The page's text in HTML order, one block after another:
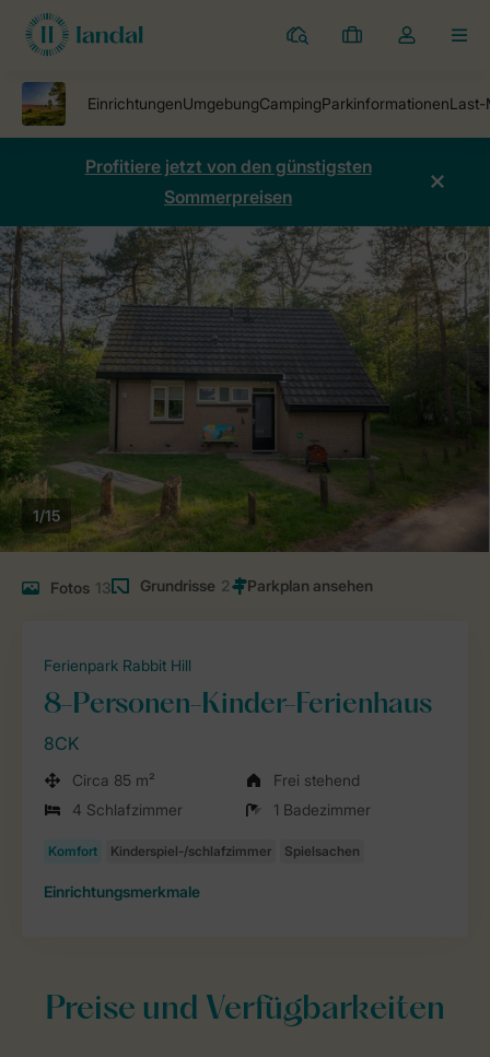
Ferienparks
Meine
Dropdown-
öffnen
Profitiere jetzt von den günstigsten
Sommerpreisen
1/15
Fotos 13 Grundrisse 2
Ferienpark Rabbit Hill
8-Personen-Kinder-Ferienhaus
8CK
Circa 85 m²
Frei stehend
4 Schlafzimmer
1 Badezimmer
Einrichtungsmerkmale
Preise und Verfügbarkeiten